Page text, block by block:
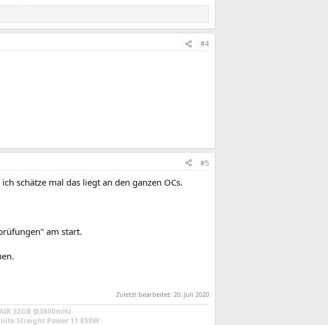
#4
#5
schätze mal das liegt an den ganzen OCs.
am start.
Zuletzt bearbeitet: 20. Juli 2020
32GB @3600mHz
Straight Power 11 850W